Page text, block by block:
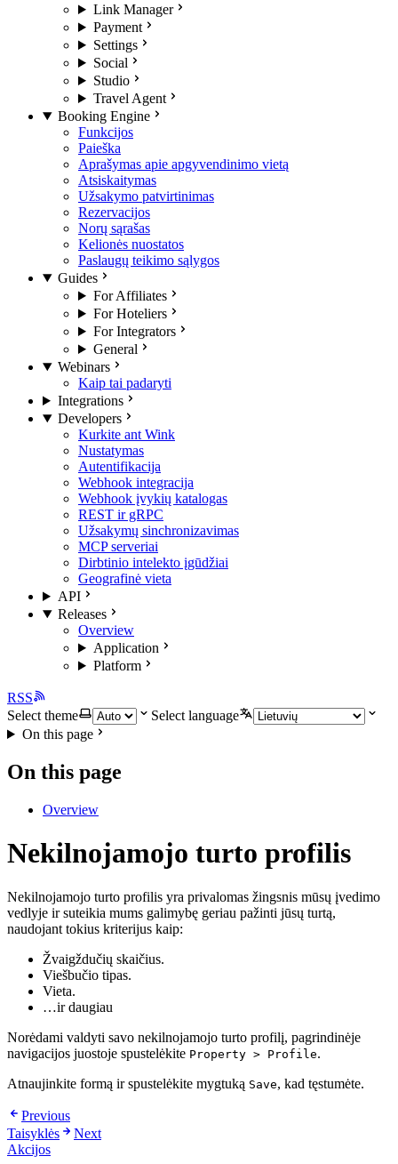
Link Manager
Payment
Settings
Social
Studio
Travel Agent
Booking Engine
Funkcijos
Paieška
Aprašymas apie apgyvendinimo vietą
Atsiskaitymas
Užsakymo patvirtinimas
Rezervacijos
Norų sąrašas
Kelionės nuostatos
Paslaugų teikimo sąlygos
Guides
For Affiliates
For Hoteliers
For Integrators
General
Webinars
Kaip tai padaryti
Integrations
Developers
Kurkite ant Wink
Nustatymas
Autentifikacija
Webhook integracija
Webhook įvykių katalogas
REST ir gRPC
Užsakymų sinchronizavimas
MCP serveriai
Dirbtinio intelekto įgūdžiai
Geografinė vieta
API
Releases
Overview
Application
Platform
RSS
Select theme
Select language
On this page
On this page
Overview
Nekilnojamojo turto profilis
Nekilnojamojo turto profilis yra privalomas žingsnis mūsų įvedimo
vedlyje ir suteikia mums galimybę geriau pažinti jūsų turtą,
naudojant tokius kriterijus kaip:
Žvaigždučių skaičius.
Viešbučio tipas.
Vieta.
…ir daugiau
Norėdami valdyti savo nekilnojamojo turto profilį, pagrindinėje
navigacijos juostoje spustelėkite Property > Profile.
Atnaujinkite formą ir spustelėkite mygtuką Save, kad tęstumėte.
Previous
Taisyklės
Next
Akcijos